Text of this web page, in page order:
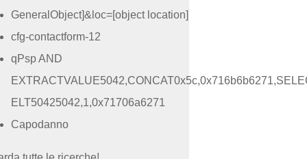
GeneralObject]&loc=[object location]
cfg-contactform-12
qPsp AND
ELT50425042,1,0x71706a6271
Capodanno